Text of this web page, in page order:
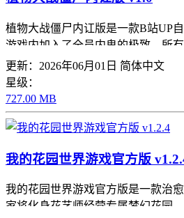
植物大战僵尸内讧版是一款B站UP
游戏内加入了全员内鬼的极致，所
变，在这里充满了随机的意外，玩
全新的植物和僵尸加入
更新：2026年06月01日 简体中文
星级：
727.00 MB
我的花园世界游戏官方版
我的花园世界游戏官方版是一款治
家将化身花艺师经营专属梦幻花园